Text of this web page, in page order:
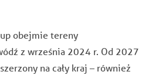
obejmie tereny
z września 2024 r. Od 2027
na cały kraj – również